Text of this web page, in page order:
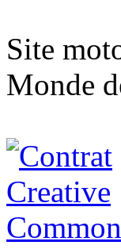
Site
Monde